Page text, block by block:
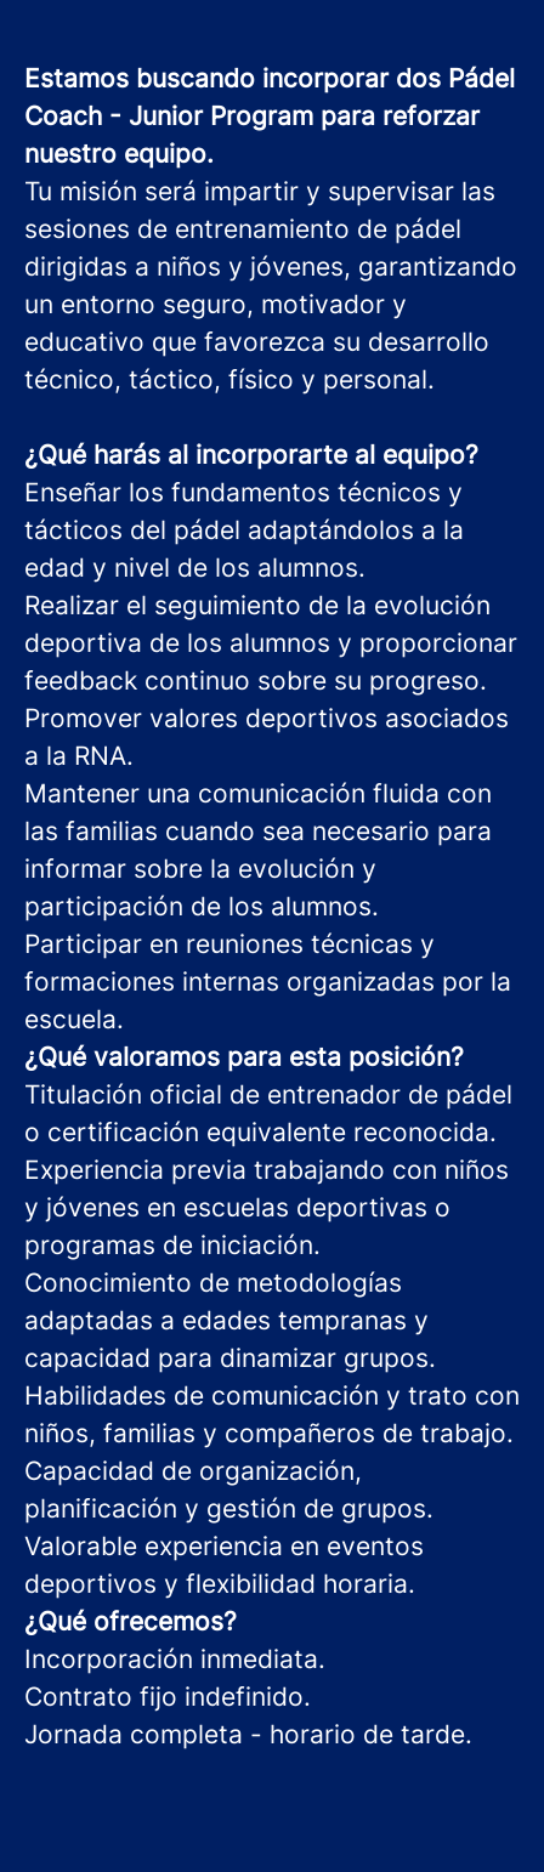
Estamos buscando incorporar dos Pádel
Coach - Junior Program para reforzar
nuestro equipo.
Tu misión será impartir y supervisar las
sesiones de entrenamiento de pádel
dirigidas a niños y jóvenes, garantizando
un entorno seguro, motivador y
educativo que favorezca su desarrollo
técnico, táctico, físico y personal.
¿Qué harás al incorporarte al equipo?
Enseñar los fundamentos técnicos y
tácticos del pádel adaptándolos a la
edad y nivel de los alumnos.
Realizar el seguimiento de la evolución
deportiva de los alumnos y proporcionar
feedback continuo sobre su progreso.
Promover valores deportivos asociados
a la RNA.
Mantener una comunicación fluida con
las familias cuando sea necesario para
informar sobre la evolución y
participación de los alumnos.
Participar en reuniones técnicas y
formaciones internas organizadas por la
escuela.
¿Qué valoramos para esta posición?
Titulación oficial de entrenador de pádel
o certificación equivalente reconocida.
Experiencia previa trabajando con niños
y jóvenes en escuelas deportivas o
programas de iniciación.
Conocimiento de metodologías
adaptadas a edades tempranas y
capacidad para dinamizar grupos.
Habilidades de comunicación y trato con
niños, familias y compañeros de trabajo.
Capacidad de organización,
planificación y gestión de grupos.
Valorable experiencia en eventos
deportivos y flexibilidad horaria.
¿Qué ofrecemos?
Incorporación inmediata.
Contrato fijo indefinido.
Jornada completa - horario de tarde.